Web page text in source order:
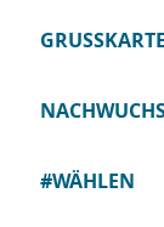
GRUSSKARTEN
#WÄHLEN